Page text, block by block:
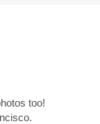
too!